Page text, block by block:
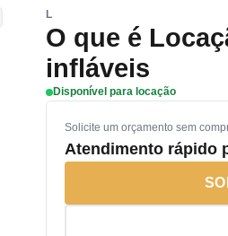
L
O que é
infláveis
Disponível para locação
Solicite um orçamento sem
Atendimento rápido